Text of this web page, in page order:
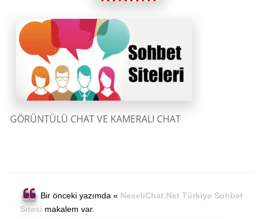
GÖRÜNTÜLÜ CHAT VE KAMERALI CHAT
Bir önceki yazımda « NeseliChat.Net Türkiye Sohbet
Sitesi makalem var.